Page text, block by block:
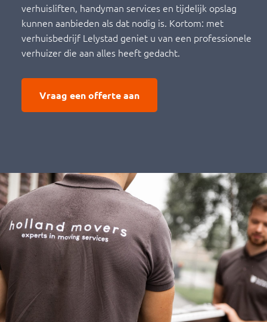
verhuisliften, handyman services en tijdelijk opslag
kunnen aanbieden als dat nodig is. Kortom: met
verhuisbedrijf Lelystad geniet u van een professionele
verhuizer die aan alles heeft gedacht.
Vraag een offerte aan